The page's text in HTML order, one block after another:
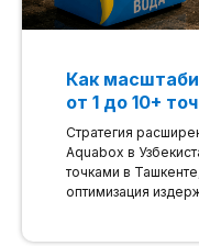
Как
от 1 до 10+
Стратегия
Aquabox в
точками в
оптимизация